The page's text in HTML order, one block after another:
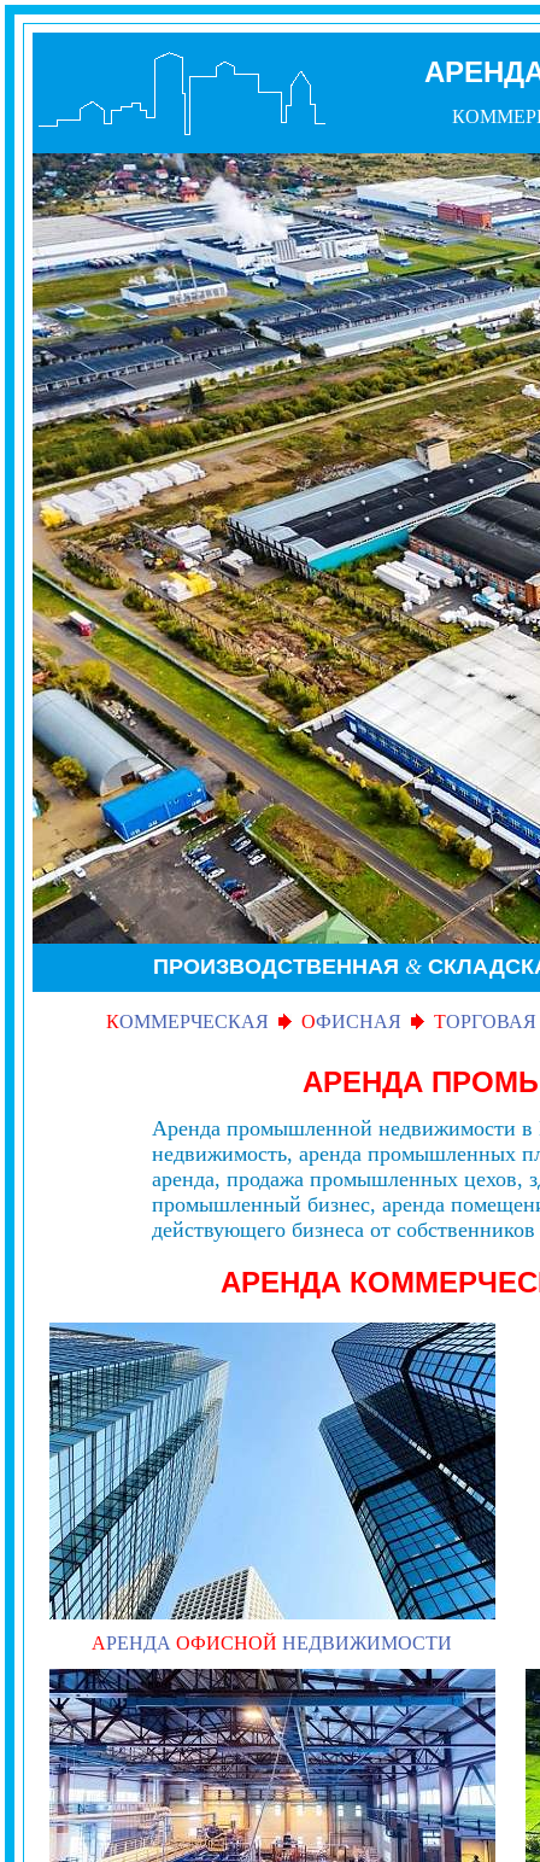
ПРОИЗВОДСТВЕННАЯ &
КОММЕРЧЕСКАЯ ОФИСНАЯ ТОРГОВАЯ
АРЕНДА
Аренда промышленной недвижимости в
недвижимость, аренда промышленных
аренда, продажа промышленных цехов,
промышленный бизнес, аренда
действующего бизнеса от
АРЕНДА
АРЕНДА ОФИСНОЙ НЕДВИЖИМОСТИ